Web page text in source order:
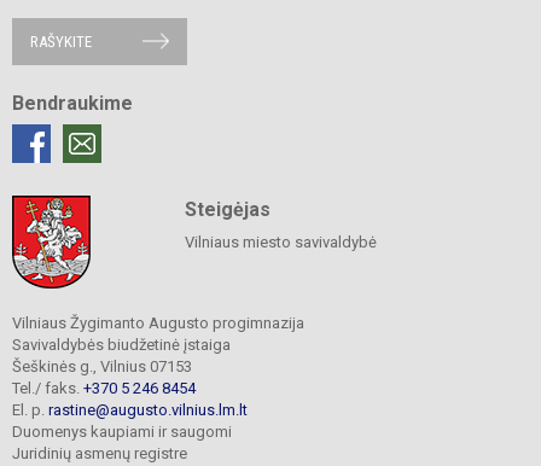
RAŠYKITE
Bendraukime
Steigėjas
Vilniaus miesto savivaldybė
Vilniaus Žygimanto Augusto progimnazija
Savivaldybės biudžetinė įstaiga
Šeškinės g., Vilnius 07153
Tel./ faks. +370 5 246 8454
El. p. rastine@augusto.vilnius.lm.lt
Duomenys kaupiami ir saugomi
Juridinių asmenų registre